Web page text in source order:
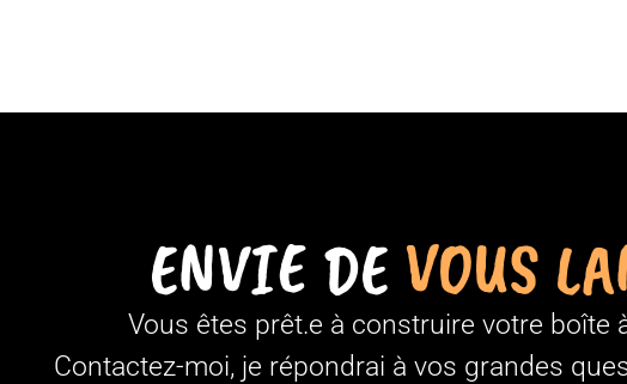
ENVIE DE VOUS
Vous êtes prêt.e à construire votre boîte
Contactez-moi, je répondrai à vos grandes